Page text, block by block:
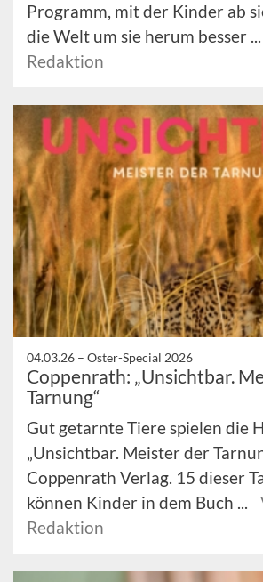
Programm, mit der Kinder ab
die Welt um sie herum besser ...
Redaktion
04.03.26 – Oster-Special 2026
Coppenrath: „Unsichtbar.
Tarnung“
Gut getarnte Tiere spielen die
„Unsichtbar. Meister der
Coppenrath Verlag. 15 dieser
können Kinder in dem Buch ...
Redaktion